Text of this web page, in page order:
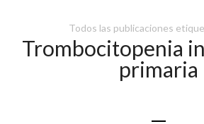
Todos las publicaciones
Trombocitopenia
primaria